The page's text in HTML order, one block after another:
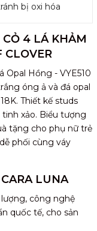
bị oxi hóa
4 LÁ KHẢM
CLOVER
Opal Hồng - VYE510
óng ả và đá opal
Thiết kế studs
xảo. Biểu tượng
tặng cho phụ nữ trẻ
phối cùng váy
LUNA
lượng, công nghệ
quốc tế, cho sản